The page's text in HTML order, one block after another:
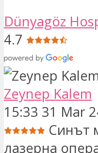
Dünyagöz
4.7
Zeynep Kalem
15:33 31 Mar
Синът
лазерна